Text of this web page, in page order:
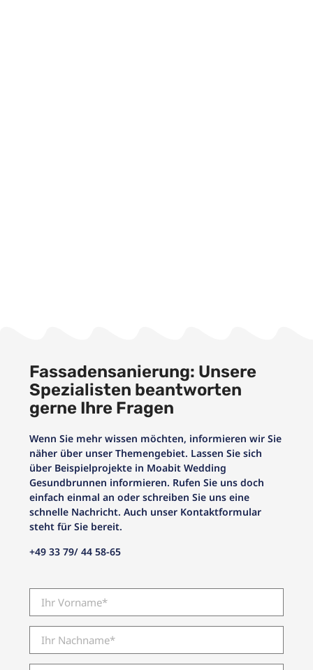
Fassadensanierung: Unsere
Spezialisten beantworten
gerne Ihre Fragen
Wenn Sie mehr wissen möchten, informieren wir Sie
näher über unser Themengebiet. Lassen Sie sich
über Beispielprojekte in Moabit Wedding
Gesundbrunnen informieren. Rufen Sie uns doch
einfach einmal an oder schreiben Sie uns eine
schnelle Nachricht. Auch unser Kontaktformular
steht für Sie bereit.
+49 33 79/ 44 58-65